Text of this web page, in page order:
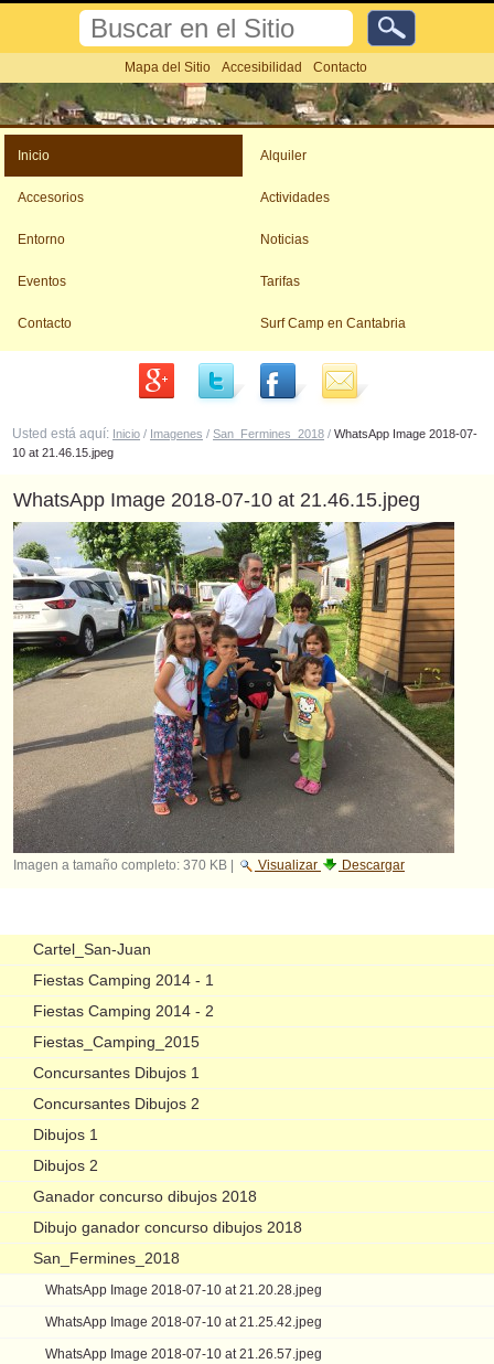
Buscar
Mapa del Sitio Accesibilidad Contacto
Inicio
Alquiler
Accesorios Actividades
Entorno Noticias
Eventos Tarifas
Contacto Surf Camp en Cantabria
Usted está aquí: Inicio / Imagenes /San_Fermines_2018 /WhatsApp Image 2018-07-
10 at 21.46.15.jpeg
WhatsApp Image 2018-07-10 at 21.46.15.jpeg
Imagen a tamaño completo: 370 KB Visualizar Descargar
Cartel_San-Juan
Fiestas Camping 2014 - 1
Fiestas Camping 2014 - 2
Fiestas_Camping_2015
Concursantes Dibujos 1
Concursantes Dibujos 2
Dibujos 1
Dibujos 2
Ganador concurso dibujos 2018
Dibujo ganador concurso dibujos 2018
San_Fermines_2018
WhatsApp Image 2018-07-10 at 21.20.28.jpeg
WhatsApp Image 2018-07-10 at 21.25.42.jpeg
WhatsApp Image 2018-07-10 at 21.26.57.jpeg